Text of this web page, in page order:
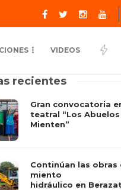
VIDEOS
recientes
Gran convocatoria
teatral “Los Abuelos
Mienten”
Continúan las obras
miento
hidráulico en